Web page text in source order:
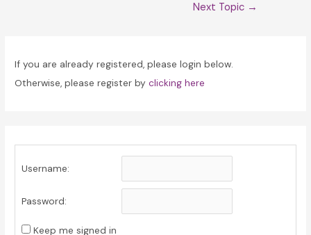
Next Topic →
If you are already registered, please login below.
Otherwise, please register byclicking here
Username:
Password:
Keep me signed in